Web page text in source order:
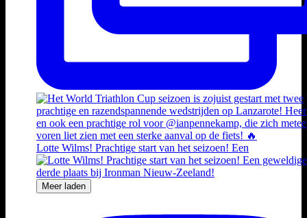
Lotte Wilms! Prachtige start van het seizoen! Een
Meer laden